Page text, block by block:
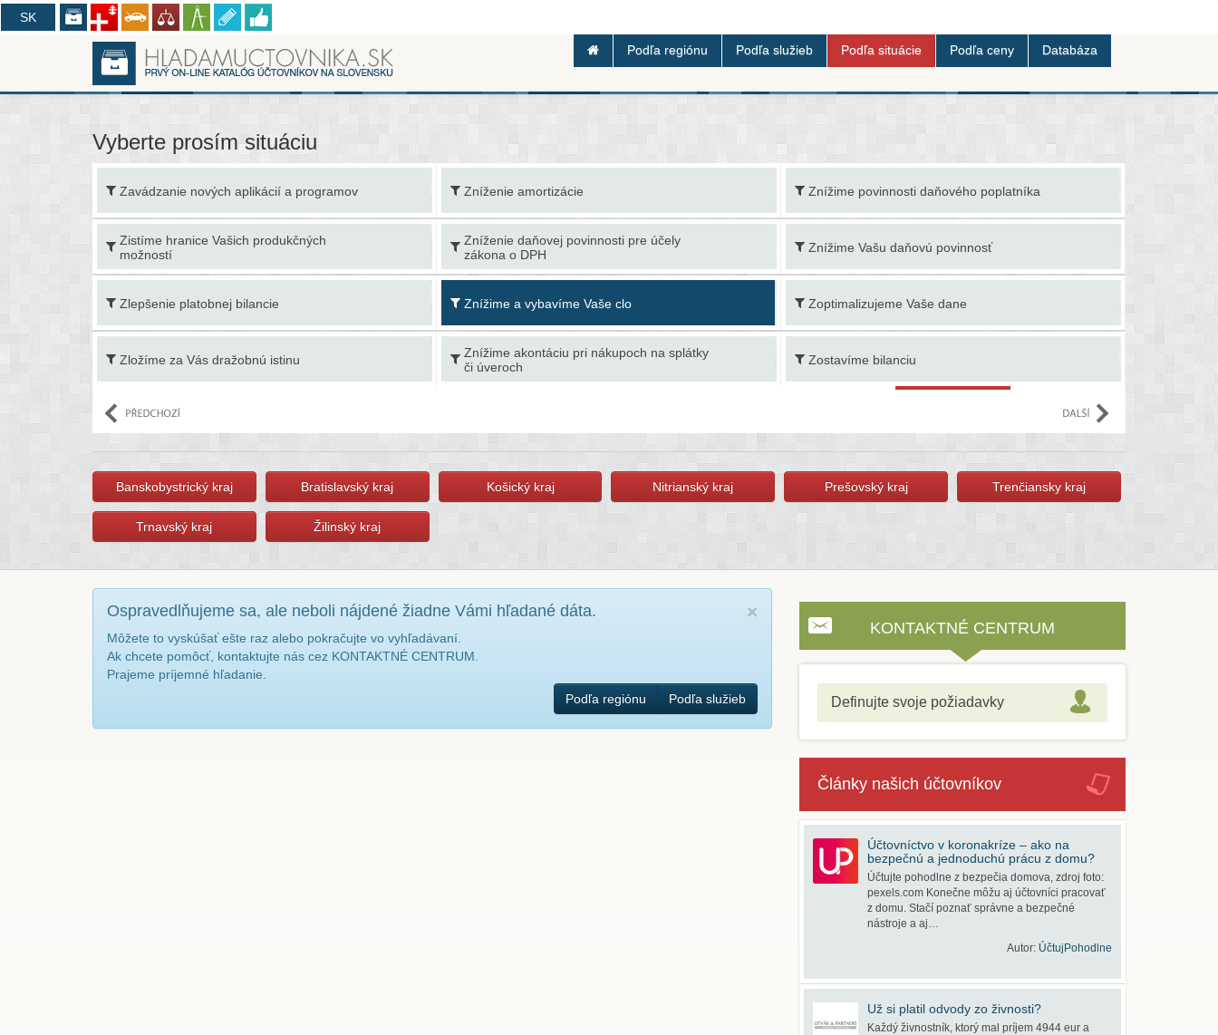
SK
CZ
Podľa regiónu Podľa služieb Podľa situácie Podľa ceny Databáza
Vyberte prosím situáciu
Zavádzanie nových aplikácií a programov
Zistíme hranice Vašich produkčných
možností
Zlepšenie platobnej bilancie
Zložíme za Vás dražobnú istinu
Zníženie amortizácie
Zníženie daňovej povinnosti pre účely
zákona o DPH
Znížime a vybavíme Vaše clo
Znížime akontáciu pri nákupoch na splátky
či úveroch
Znížime povinnosti daňového poplatníka
Znížime Vašu daňovú povinnosť
Zoptimalizujeme Vaše dane
Zostavíme bilanciu
Banskobystrický kraj Bratislavský kraj Košický kraj Nitrianský kraj Prešovský kraj Trenčiansky kraj
Trnavský kraj Žilinský kraj
×
Ospravedlňujeme sa, ale neboli nájdené žiadne Vámi hľadané dáta.
Môžete to vyskúšať ešte raz alebo pokračujte vo vyhľadávaní.
Ak chcete pomôcť, kontaktujte nás cez KONTAKTNÉ CENTRUM.
Prajeme príjemné hľadanie.
Podľa regiónu
Podľa služieb
KONTAKTNÉ CENTRUM
Definujte svoje požiadavky
Články našich účtovníkov
Účtovníctvo v koronakríze – ako na
bezpečnú a jednoduchú prácu z domu?
Účtujte pohodlne z bezpečia domova, zdroj foto:
pexels.com Konečne môžu aj účtovníci pracovať
z domu. Stačí poznať správne a bezpečné
nástroje a aj…
Autor: ÚčtujPohodlne
Už si platil odvody zo živnosti?
Každý živnostník, ktorý mal príjem 4944 eur a